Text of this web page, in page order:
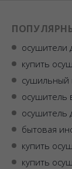
осушители
купить
сушильный
осушитель
осушитель
бытовая
купить
купить